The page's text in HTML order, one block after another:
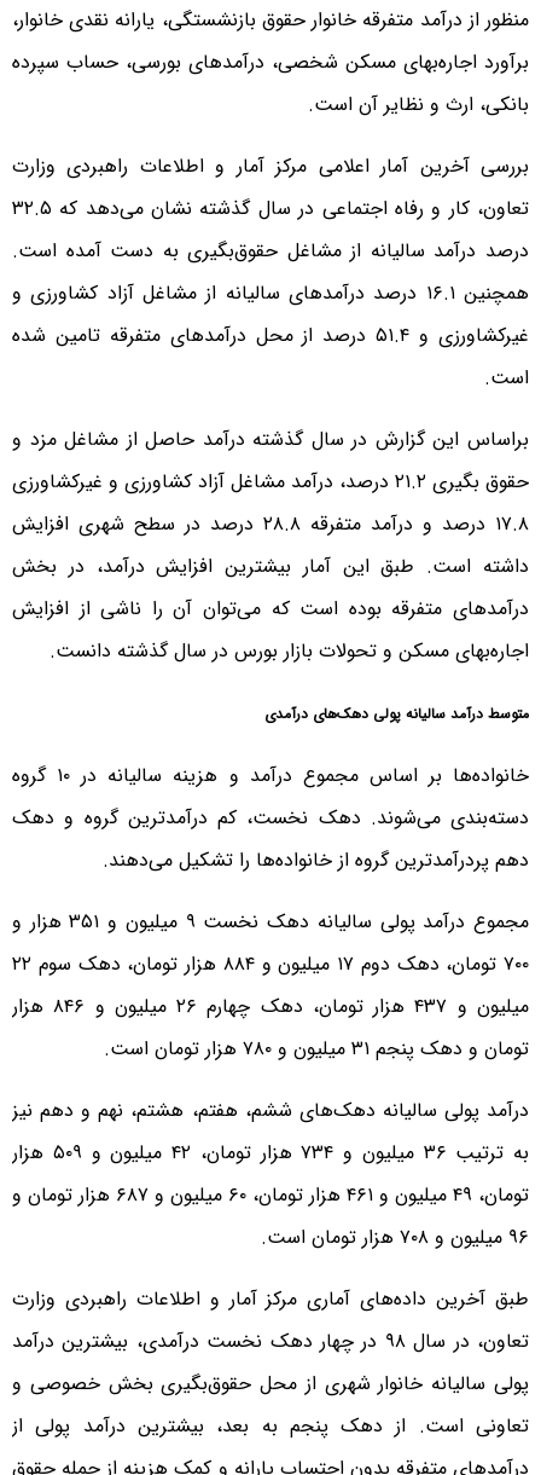
منظور از درآمد متفرقه خانوار حقوق بازنشستگی، یارانه نقدی خانوار،
برآورد اجاره‌بهای مسکن شخصی، درآمدهای بورسی، حساب سپرده
بانکی، ارث و نظایر آن است.
بررسی آخرین آمار اعلامی مرکز آمار و اطلاعات راهبردی وزارت
تعاون، کار و رفاه اجتماعی در سال گذشته نشان می‌دهد که ۳۲.۵
درصد درآمد سالیانه از مشاغل حقوق‌بگیری به دست آمده است.
همچنین ۱۶.۱ درصد درآمدهای سالیانه از مشاغل آزاد کشاورزی و
غیرکشاورزی و ۵۱.۴ درصد از محل درآمدهای متفرقه تامین شده
است.
براساس این گزارش در سال گذشته درآمد حاصل از مشاغل مزد و
حقوق بگیری ۲۱.۲ درصد، درآمد مشاغل آزاد کشاورزی و غیرکشاورزی
۱۷.۸ درصد و درآمد متفرقه ۲۸.۸ درصد در سطح شهری افزایش
داشته است. طبق این آمار بیشترین افزایش درآمد، در بخش
درآمدهای متفرقه بوده است که می‌توان آن را ناشی از افزایش
اجاره‌بهای مسکن و تحولات بازار بورس در سال گذشته دانست.
متوسط درآمد سالیانه پولی دهک‌های درآمدی
خانواده‌ها بر اساس مجموع درآمد و هزینه سالیانه در ۱۰ گروه
دسته‌بندی می‌شوند. دهک نخست، کم درآمدترین گروه و دهک
دهم پردرآمدترین گروه از خانواده‌ها را تشکیل می‌دهند.
مجموع درآمد پولی سالیانه دهک نخست ۹ میلیون و ۳۵۱ هزار و
۷۰۰ تومان، دهک دوم ۱۷ میلیون و ۸۸۴ هزار تومان، دهک سوم ۲۲
میلیون و ۴۳۷ هزار تومان، دهک چهارم ۲۶ میلیون و ۸۴۶ هزار
تومان و دهک پنجم ۳۱ میلیون و ۷۸۰ هزار تومان است.
درآمد پولی سالیانه دهک‌های ششم، هفتم، هشتم، نهم و دهم نیز
به ترتیب ۳۶ میلیون و ۷۳۴ هزار تومان، ۴۲ میلیون و ۵۰۹ هزار
تومان، ۴۹ میلیون و ۴۶۱ هزار تومان، ۶۰ میلیون و ۶۸۷ هزار تومان و
۹۶ میلیون و ۷۰۸ هزار تومان است.
طبق آخرین داده‌های آماری مرکز آمار و اطلاعات راهبردی وزارت
تعاون، در سال ۹۸ در چهار دهک نخست درآمدی، بیشترین درآمد
پولی سالیانه خانوار شهری از محل حقوق‌بگیری بخش خصوصی و
تعاونی است. از دهک پنجم به بعد، بیشترین درآمد پولی از
درآمدهای متفرقه بدون احتساب یارانه و کمک هزینه از جمله حقوق